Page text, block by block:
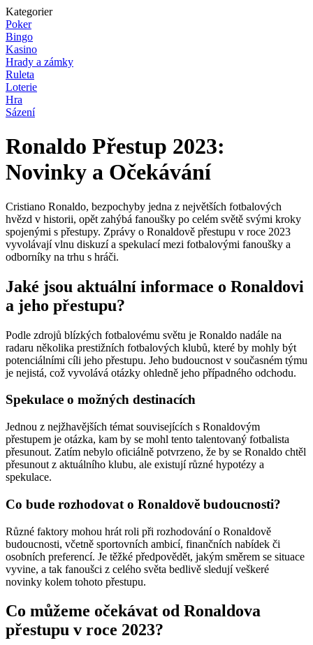
Kategorier
Poker
Bingo
Kasino
Hrady a zámky
Ruleta
Loterie
Hra
Sázení
Ronaldo Přestup 2023:
Novinky a Očekávání
Cristiano Ronaldo, bezpochyby jedna z největších fotbalových
hvězd v historii, opět zahýbá fanoušky po celém světě svými kroky
spojenými s přestupy. Zprávy o Ronaldově přestupu v roce 2023
vyvolávají vlnu diskuzí a spekulací mezi fotbalovými fanoušky a
odborníky na trhu s hráči.
Jaké jsou aktuální informace o Ronaldovi
a jeho přestupu?
Podle zdrojů blízkých fotbalovému světu je Ronaldo nadále na
radaru několika prestižních fotbalových klubů, které by mohly být
potenciálními cíli jeho přestupu. Jeho budoucnost v současném týmu
je nejistá, což vyvolává otázky ohledně jeho případného odchodu.
Spekulace o možných destinacích
Jednou z nejžhavějších témat souvisejících s Ronaldovým
přestupem je otázka, kam by se mohl tento talentovaný fotbalista
přesunout. Zatím nebylo oficiálně potvrzeno, že by se Ronaldo chtěl
přesunout z aktuálního klubu, ale existují různé hypotézy a
spekulace.
Co bude rozhodovat o Ronaldově budoucnosti?
Různé faktory mohou hrát roli při rozhodování o Ronaldově
budoucnosti, včetně sportovních ambicí, finančních nabídek či
osobních preferencí. Je těžké předpovědět, jakým směrem se situace
vyvine, a tak fanoušci z celého světa bedlivě sledují veškeré
novinky kolem tohoto přestupu.
Co můžeme očekávat od Ronaldova
přestupu v roce 2023?